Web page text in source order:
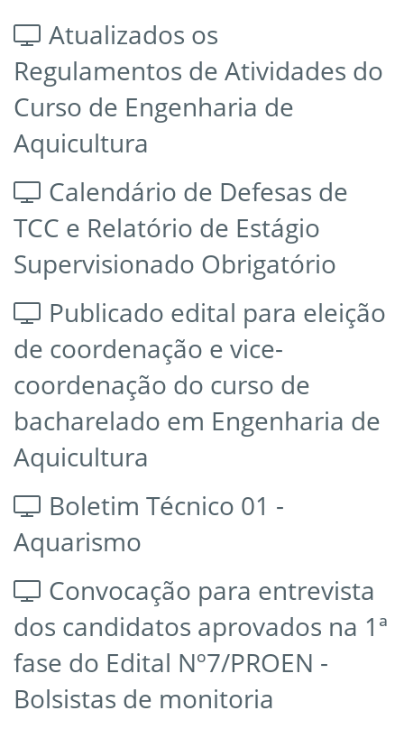
Atualizados os
Regulamentos de Atividades do
Curso de Engenharia de
Aquicultura
Calendário de Defesas de
TCC e Relatório de Estágio
Supervisionado Obrigatório
Publicado edital para eleição
de coordenação e vice-
coordenação do curso de
bacharelado em Engenharia de
Aquicultura
Boletim Técnico 01 -
Aquarismo
Convocação para entrevista
dos candidatos aprovados na 1ª
fase do Edital Nº7/PROEN -
Bolsistas de monitoria